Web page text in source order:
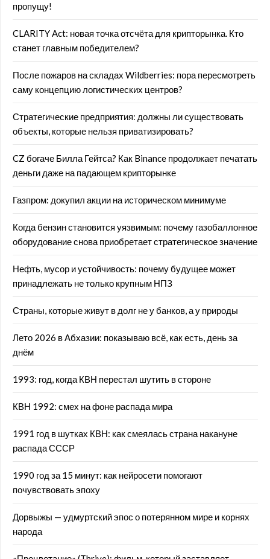
пропущу!
CLARITY Act: новая точка отсчёта для крипторынка. Кто
станет главным победителем?
После пожаров на складах Wildberries: пора пересмотреть
саму концепцию логистических центров?
Стратегические предприятия: должны ли существовать
объекты, которые нельзя приватизировать?
CZ богаче Билла Гейтса? Как Binance продолжает печатать
деньги даже на падающем крипторынке
Газпром: докупил акции на историческом минимуме
Когда бензин становится уязвимым: почему газобаллонное
оборудование снова приобретает стратегическое значение
Нефть, мусор и устойчивость: почему будущее может
принадлежать не только крупным НПЗ
Страны, которые живут в долг не у банков, а у природы
Лето 2026 в Абхазии: показываю всё, как есть, день за
днём
1993: год, когда КВН перестал шутить в стороне
КВН 1992: смех на фоне распада мира
1991 год в шутках КВН: как смеялась страна накануне
распада СССР
1990 год за 15 минут: как нейросети помогают
почувствовать эпоху
Дорвыжы — удмуртский эпос о потерянном мире и корнях
народа